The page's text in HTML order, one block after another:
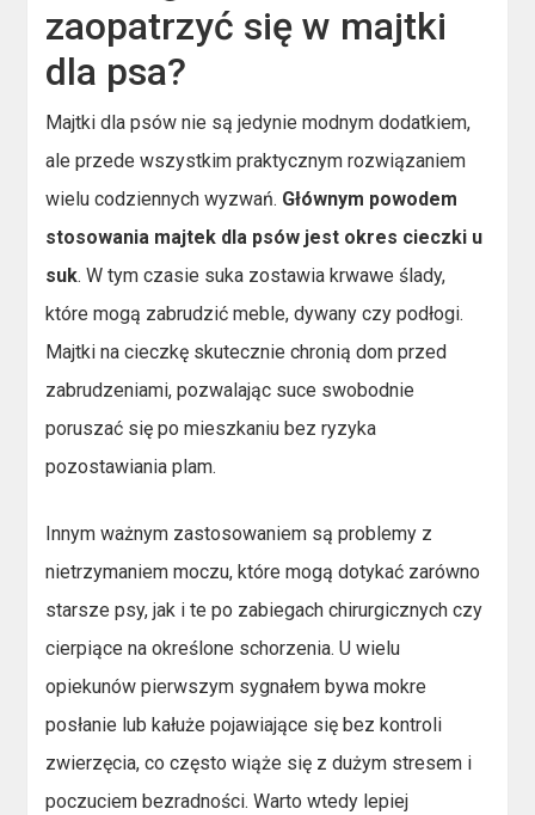
zaopatrzyć się w majtki
dla psa?
Majtki dla psów nie są jedynie modnym dodatkiem,
ale przede wszystkim praktycznym rozwiązaniem
wielu codziennych wyzwań. Głównym powodem
stosowania majtek dla psów jest okres cieczki u
suk. W tym czasie suka zostawia krwawe ślady,
które mogą zabrudzić meble, dywany czy podłogi.
Majtki na cieczkę skutecznie chronią dom przed
zabrudzeniami, pozwalając suce swobodnie
poruszać się po mieszkaniu bez ryzyka
pozostawiania plam.
Innym ważnym zastosowaniem są problemy z
nietrzymaniem moczu, które mogą dotykać zarówno
starsze psy, jak i te po zabiegach chirurgicznych czy
cierpiące na określone schorzenia. U wielu
opiekunów pierwszym sygnałem bywa mokre
posłanie lub kałuże pojawiające się bez kontroli
zwierzęcia, co często wiąże się z dużym stresem i
poczuciem bezradności. Warto wtedy lepiej